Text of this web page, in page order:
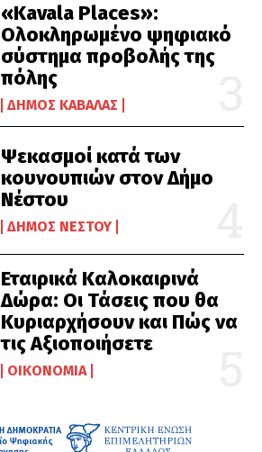
«Kavala Places»:
Ολοκληρωμένο ψηφιακό
σύστημα προβολής της
πόλης
ΔΉΜΟΣ ΚΑΒΆΛΑΣ
Ψεκασμοί κατά των
κουνουπιών στον Δήμο
Νέστου
ΔΉΜΟΣ ΝΈΣΤΟΥ
Εταιρικά Καλοκαιρινά
Δώρα: Οι Τάσεις που θα
Κυριαρχήσουν και Πώς να
τις Αξιοποιήσετε
ΟΙΚΟΝΟΜΊΑ